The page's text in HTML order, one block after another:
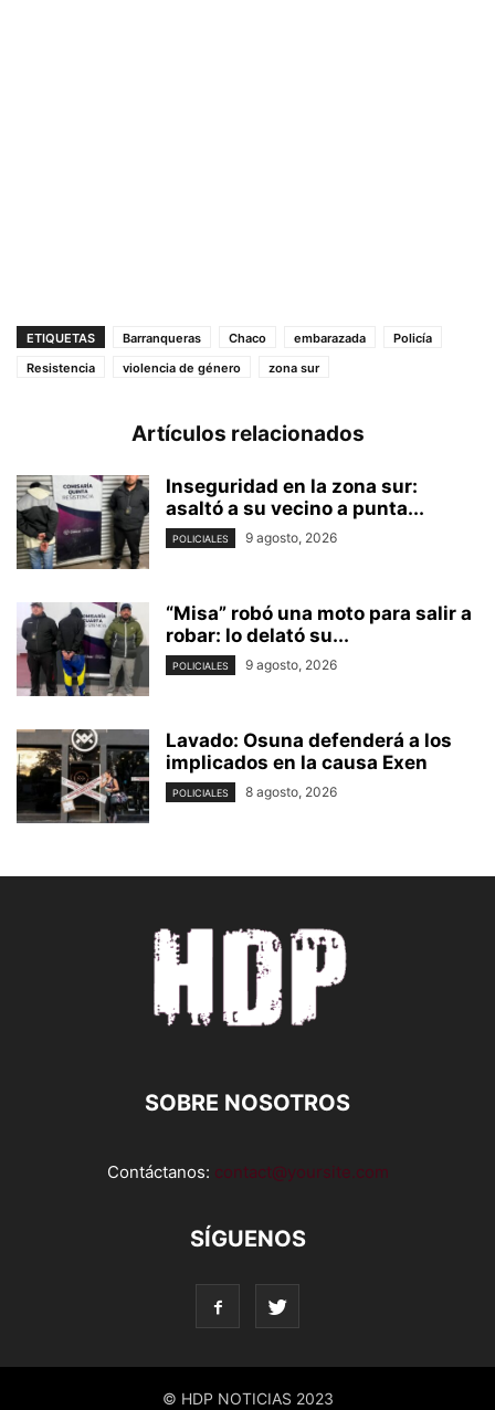
ETIQUETAS Barranqueras Chaco embarazada
Policía
Resistencia
violencia de género zona sur
Artículos relacionados
Inseguridad en la zona sur:
asaltó a su vecino a punta...
POLICIALES 9 agosto, 2026
“Misa” robó una moto para salir a
robar: lo delató su...
POLICIALES 9 agosto, 2026
Lavado: Osuna defenderá a los
implicados en la causa Exen
POLICIALES 8 agosto, 2026
SOBRE NOSOTROS
Contáctanos: contact@yoursite.com
SÍGUENOS
© HDP NOTICIAS 2023